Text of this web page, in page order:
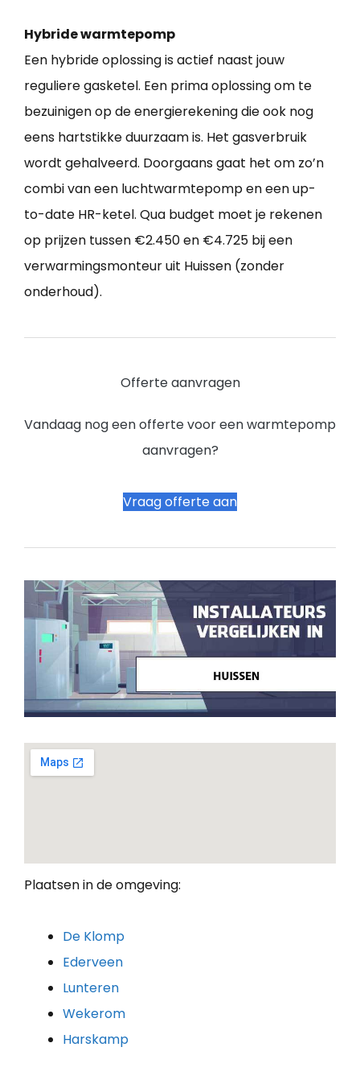
Hybride warmtepomp
Een hybride oplossing is actief naast jouw
reguliere gasketel. Een prima oplossing om te
bezuinigen op de energierekening die ook nog
eens hartstikke duurzaam is. Het gasverbruik
wordt gehalveerd. Doorgaans gaat het om zo’n
combi van een luchtwarmtepomp en een up-
to-date HR-ketel. Qua budget moet je rekenen
op prijzen tussen €2.450 en €4.725 bij een
verwarmingsmonteur uit Huissen (zonder
onderhoud).
Offerte aanvragen
Vandaag nog een offerte voor een warmtepomp
aanvragen?
Vraag offerte aan
Plaatsen in de omgeving:
De Klomp
Ederveen
Lunteren
Wekerom
Harskamp